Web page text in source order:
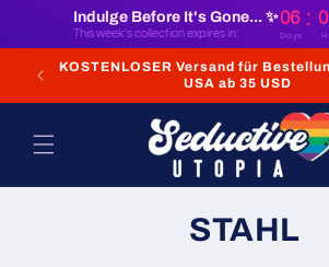
Indulge Before It's Gone... ✨
This week's collection expires in:
06 :
Days
(Oder internationale Bestellungen im
100 USD+)
STAHL